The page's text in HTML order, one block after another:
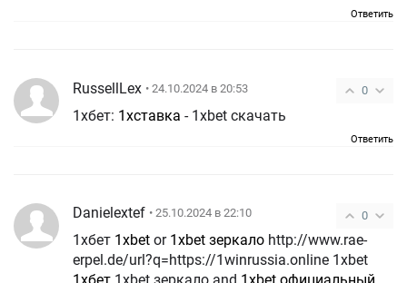
Ответить
0
RussellLex • 24.10.2024 в 20:53
1хбет: 1хставка - 1xbet скачать
Ответить
0
Danielextef • 25.10.2024 в 22:10
1хбет 1xbet or 1xbet зеркало
erpel.de/url?q=https://1winrussia.online 1xbet